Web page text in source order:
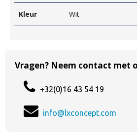
Kleur Wit
Vragen? Neem contact met
+32(0)16 43 54 19
info@lxconcept.com